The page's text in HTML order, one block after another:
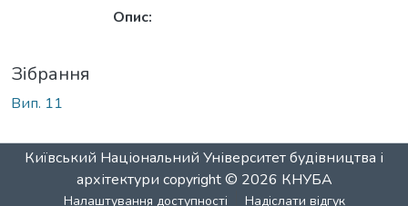
Опис:
Зібрання
Вип. 11
Київський Національний Університет будівництва і
архітектури copyright © 2026 КНУБА
Налаштування доступності Надіслати відгук